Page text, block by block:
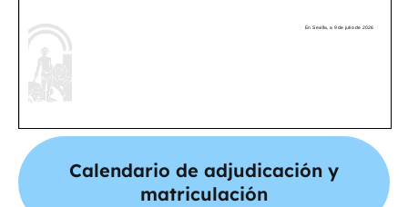
Calendario de adjudicación y
matriculación